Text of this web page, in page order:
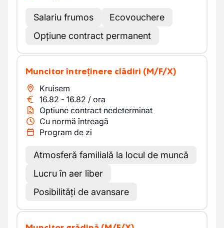
Salariu frumos
Ecovouchere
Opțiune contract permanent
Muncitor întreținere clădiri (M/F/X)
Kruisem
16.82 - 16.82 / ora
Optiune contract nedeterminat
Cu normă întreagă
Program de zi
Atmosferă familială la locul de muncă
Lucru în aer liber
Posibilități de avansare